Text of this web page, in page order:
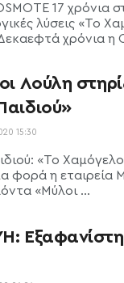
17 χρόνια
λύσεις «Το
χρόνια η
Λούλη
15:30
«Το Χαμόγελο
φορά η εταιρεία
«Μύλοι ...